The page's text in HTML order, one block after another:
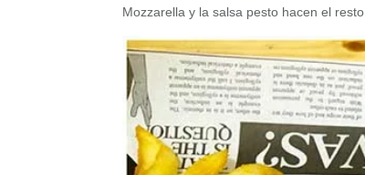
Mozzarella y la salsa pesto hacen el resto.